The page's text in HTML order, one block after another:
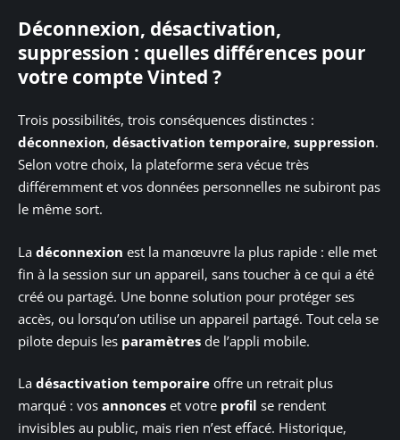
Déconnexion, désactivation,
suppression : quelles différences pour
votre compte Vinted ?
Trois possibilités, trois conséquences distinctes :
déconnexion, désactivation temporaire, suppression.
Selon votre choix, la plateforme sera vécue très
différemment et vos données personnelles ne subiront pas
le même sort.
La déconnexion est la manœuvre la plus rapide : elle met
fin à la session sur un appareil, sans toucher à ce qui a été
créé ou partagé. Une bonne solution pour protéger ses
accès, ou lorsqu’on utilise un appareil partagé. Tout cela se
pilote depuis les paramètres de l’appli mobile.
La désactivation temporaire offre un retrait plus
marqué : vos annonces et votre profil se rendent
invisibles au public, mais rien n’est effacé. Historique,